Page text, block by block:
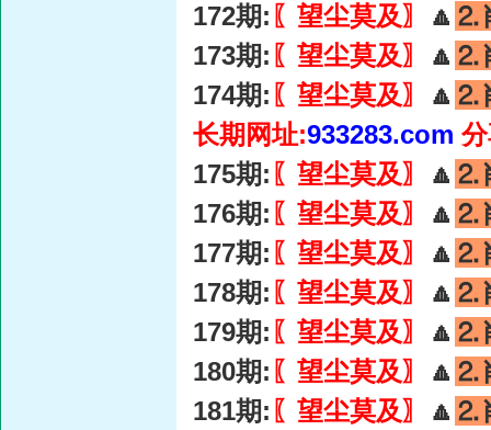
172期: 〖望尘莫及〗 🔼 ⒉
173期: 〖望尘莫及〗 🔼 ⒉
174期: 〖望尘莫及〗 🔼 ⒉
长期网址:933283.com
175期: 〖望尘莫及〗 🔼 ⒉
176期: 〖望尘莫及〗 🔼 ⒉
177期: 〖望尘莫及〗 🔼 ⒉
178期: 〖望尘莫及〗 🔼 ⒉
179期: 〖望尘莫及〗 🔼 ⒉
180期: 〖望尘莫及〗 🔼 ⒉
181期: 〖望尘莫及〗 🔼 ⒉